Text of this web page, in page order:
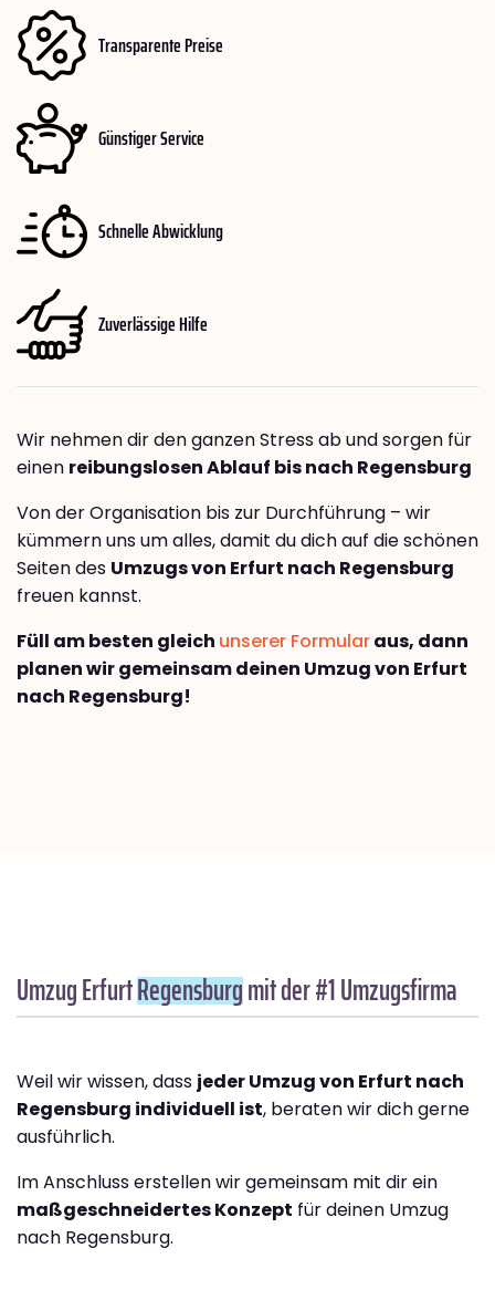
Transparente Preise
Günstiger Service
Schnelle Abwicklung
Zuverlässige Hilfe
Wir nehmen dir den ganzen Stress ab und sorgen für
einen reibungslosen Ablauf bis nach Regensburg
Von der Organisation bis zur Durchführung – wir
kümmern uns um alles, damit du dich auf die schönen
Seiten des Umzugs von Erfurt nach Regensburg
freuen kannst.
Füll am besten gleich unserer Formularaus, dann
planen wir gemeinsam deinen Umzug von Erfurt
nach Regensburg!
Umzug ErfurtRegensburgmit der #1 Umzugsfirma
Weil wir wissen, dass jeder Umzug von Erfurt nach
Regensburg individuell ist, beraten wir dich gerne
ausführlich.
Im Anschluss erstellen wir gemeinsam mit dir ein
maßgeschneidertes Konzept für deinen Umzug
nach Regensburg.